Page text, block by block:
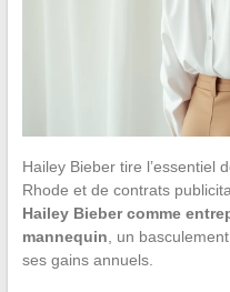
Hailey Bieber tire l’essentiel
Rhode et de contrats
Hailey Bieber comme
mannequin , un
ses gains annuels.